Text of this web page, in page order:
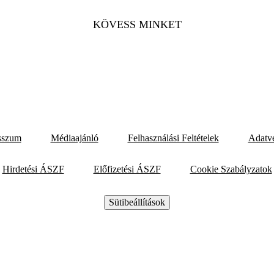
KÖVESS MINKET
Médiaajánló Felhasználási Feltételek
Hirdetési ÁSZF Előfizetési ÁSZF Cookie Szabályzatok
Sütibeállítások